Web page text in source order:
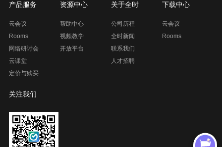
产品服务
云会议
Rooms
网络研讨会
云课堂
定价与购买
资源中心
帮助中心
视频教学
开放平台
关于全时
公司历程
全时新闻
联系我们
人才招聘
下载中心
云会议
Rooms
关注我们